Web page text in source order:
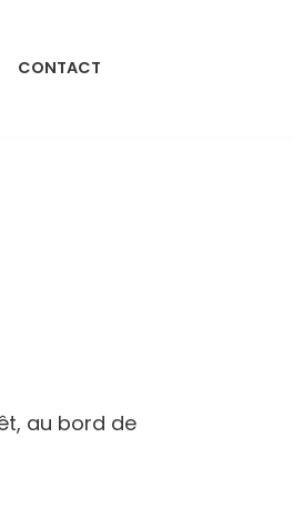
CONTACT
au bord de